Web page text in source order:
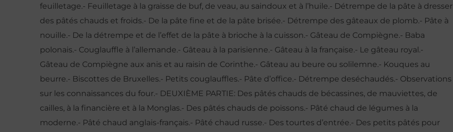
feuilletage.- Feuilletage à la graisse de buf, de veau, au saindoux et à l’huile.- Détrempe de la pâte à dresser
des pâtés chauds et froids.- De la pâte fine et de la pâte brisée.- Détrempe des gâteaux de plomb.- Pâte à
nouille.- De la détrempe et de l’effet de la pâte à brioche à la cuisson.- Gâteau de Compiègne.- Baba
polonais.- Couglauffle à l’allemande.- Gâteau à la parisienne.- Gâteau à la française.- Le gâteau royal.-
Gâteau de Compiègne aux anis et au raisin de Corinthe.- Gâteau au beure ou solilemne.- Kouques au
beurre.- Biscottes de Bruxelles.- Petits couglauffles.- Pâte d’office.- Détrempe deséchaudés.- Observations
sur les connaissances du four.- DEUXIÈME PARTIE: Des pâtés chauds de bécassines, de mauviettes, de
cailles, à la financière et à la Monglas.- Des pâtés chauds de poissons.- Pâté chaud de légumes à la
moderne.- Pâté chaud anglais-français.- Pâté chaud russe.- Des tourtes d’entrée.- Des petits pâtés pour